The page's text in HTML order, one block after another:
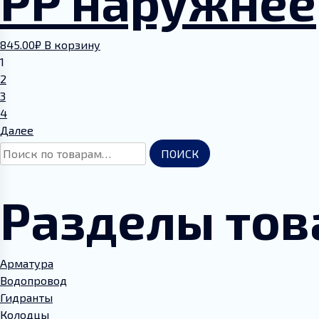
845.00₽ В корзину
1
2
3
4
Далее
Искать:
ПОИСК
Разделы
Арматура
Водопровод
Гидранты
Колодцы